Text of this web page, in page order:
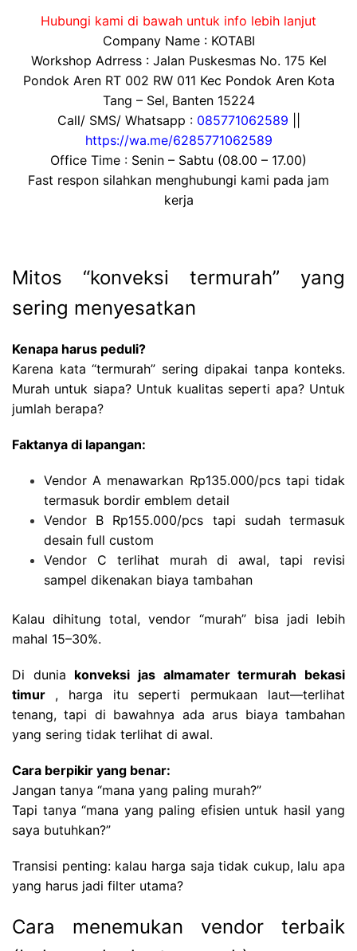
Hubungi kami di bawah untuk info lebih lanjut
Company Name : KOTABI
Workshop Adrress : Jalan Puskesmas No. 175 Kel
Pondok Aren RT 002 RW 011 Kec Pondok Aren Kota
Tang – Sel, Banten 15224
Call/ SMS/ Whatsapp : 085771062589
https://wa.me/6285771062589
Office Time : Senin – Sabtu (08.00 – 17.00)
Fast respon silahkan menghubungi kami pada jam
kerja
Mitos “konveksi termurah” yang
sering menyesatkan
Kenapa harus peduli?
Karena kata “termurah” sering dipakai tanpa konteks.
Murah untuk siapa? Untuk kualitas seperti apa? Untuk
jumlah berapa?
Faktanya di lapangan:
Vendor A menawarkan Rp135.000/pcs tapi tidak
termasuk bordir emblem detail
Vendor B Rp155.000/pcs tapi sudah termasuk
desain full custom
Vendor C terlihat murah di awal, tapi revisi
sampel dikenakan biaya tambahan
Kalau dihitung total, vendor “murah” bisa jadi lebih
mahal 15–30%.
Di dunia konveksi jas almamater termurah bekasi
timur , harga itu seperti permukaan laut—terlihat
tenang, tapi di bawahnya ada arus biaya tambahan
yang sering tidak terlihat di awal.
Cara berpikir yang benar:
Jangan tanya “mana yang paling murah?”
Tapi tanya “mana yang paling efisien untuk hasil yang
saya butuhkan?”
Transisi penting: kalau harga saja tidak cukup, lalu apa
yang harus jadi filter utama?
Cara menemukan vendor terbaik